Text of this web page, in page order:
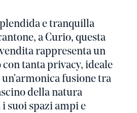
e tranquilla
a Curio, questa
rappresenta un
tanta privacy, ideale
fusione tra
della natura
suoi spazi ampi e